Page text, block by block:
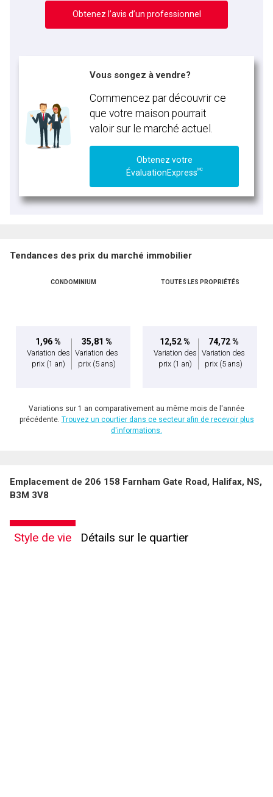
Obtenez l’avis d’un professionnel
Vous songez à vendre?
Commencez par découvrir ce
que votre maison pourrait
valoir sur le marché actuel.
Obtenez votre
ÉvaluationExpressMC
Tendances des prix du marché immobilier
CONDOMINIUM
1,96 %
Variation des
prix (1 an)
35,81 %
Variation des
prix (5 ans)
TOUTES LES PROPRIÉTÉS
12,52 %
Variation des
prix (1 an)
74,72 %
Variation des
prix (5 ans)
Variations sur 1 an comparativement au même mois de l'année
précédente. Trouvez un courtier dans ce secteur afin de recevoir plus
d'informations.
Emplacement de 206 158 Farnham Gate Road, Halifax, NS,
B3M 3V8
Style de vie Détails sur le quartier